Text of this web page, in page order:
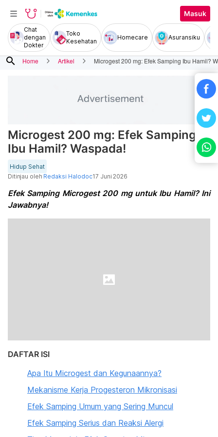
Masuk
Chat
dengan
Dokter
Toko
Kesehatan
Homecare Asuransiku
search Home Artikel Microgest 200 mg: Efek Samping Ibu Hamil?
Microgest 200 mg: Efek Samping
Ibu Hamil? Waspada!
Hidup Sehat
Ditinjau oleh Redaksi Halodoc17 Juni 2026
Efek Samping Microgest 200 mg untuk Ibu Hamil? Ini
Jawabnya!
DAFTAR ISI
Apa Itu Microgest dan Kegunaannya?
Mekanisme Kerja Progesteron Mikronisasi
Efek Samping Umum yang Sering Muncul
Efek Samping Serius dan Reaksi Alergi